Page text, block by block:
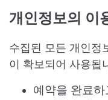
개인정보의 이
수집된 모든 개인정
이 확보되어 사용됩
예약을 완료